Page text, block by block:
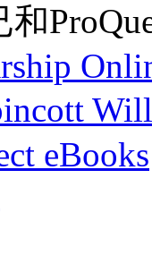
和
eBooks